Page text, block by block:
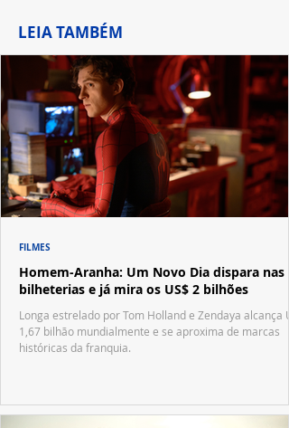
LEIA TAMBÉM
Homem-Aranha: Um Novo Dia dispara nas
bilheterias e já mira os US$ 2 bilhões
Longa estrelado por Tom Holland e Zendaya alcança
1,67 bilhão mundialmente e se aproxima de marcas
históricas da franquia.
FILMES